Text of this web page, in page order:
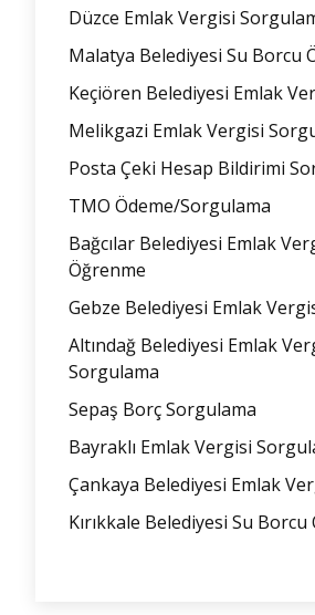
Düzce Emlak Vergisi
Malatya Belediyesi Su Borcu
Keçiören Belediyesi Emlak
Melikgazi Emlak Vergisi
Posta Çeki Hesap Bildirimi
TMO Ödeme/Sorgulama
Bağcılar Belediyesi Emlak
Öğrenme
Gebze Belediyesi Emlak
Altındağ Belediyesi Emlak
Sorgulama
Sepaş Borç Sorgulama
Bayraklı Emlak Vergisi
Çankaya Belediyesi Emlak
Kırıkkale Belediyesi Su Borcu